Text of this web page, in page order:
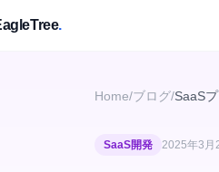
.
Home/ブログ/SaaS
SaaS開発 2025年3月